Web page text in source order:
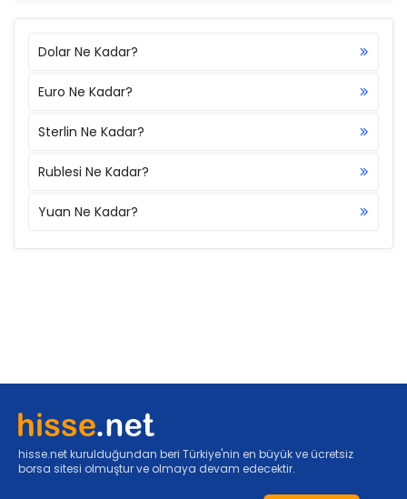
Dolar Ne Kadar?
Euro Ne Kadar?
Sterlin Ne Kadar?
Rublesi Ne Kadar?
Yuan Ne Kadar?
hisse.net kurulduğundan beri Türkiye'nin en büyük ve ücretsiz
borsa sitesi olmuştur ve olmaya devam edecektir.